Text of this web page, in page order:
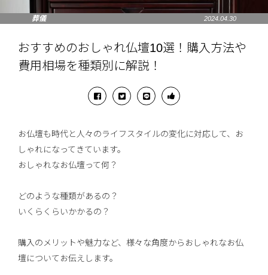
葬儀 2024.04.30
おすすめのおしゃれ仏壇10選！購入方法や
費用相場を種類別に解説！
お仏壇も時代と人々のライフスタイルの変化に対応して、お
しゃれになってきています。
おしゃれなお仏壇って何？
どのような種類があるの？
いくらくらいかかるの？
購入のメリットや魅力など、様々な角度からおしゃれなお仏
壇についてお伝えします。